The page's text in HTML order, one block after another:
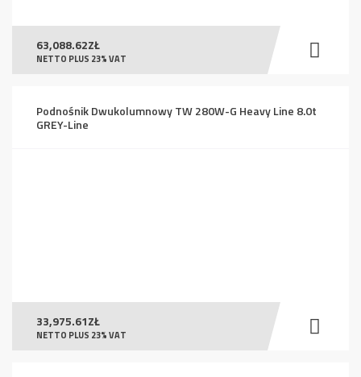
63,088.62ZŁ
NETTO PLUS 23% VAT
Podnośnik Dwukolumnowy TW 280W-G Heavy Line 8.0t
GREY-Line
33,975.61ZŁ
NETTO PLUS 23% VAT